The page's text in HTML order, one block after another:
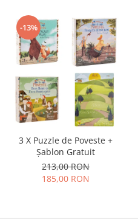
-13%
3 X Puzzle de Poveste +
Șablon Gratuit
213,00 RON
185,00 RON